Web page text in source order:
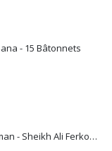
- 15 Bâtonnets
Conseil au médecin musulman - Sheikh Ali Ferkous